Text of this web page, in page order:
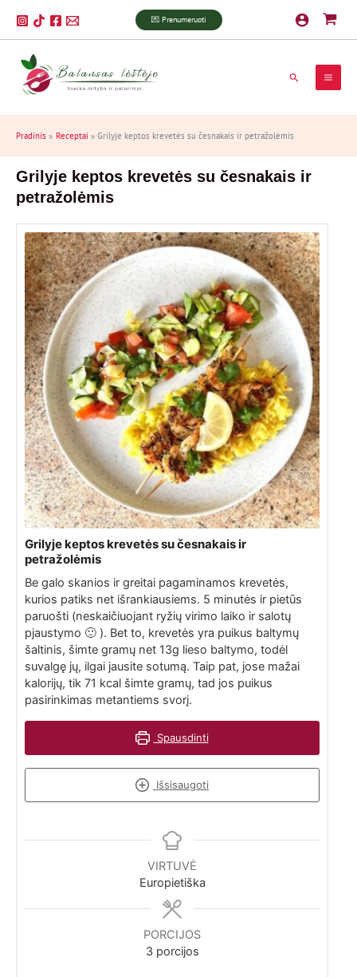
prie
turinio
💌 Prenumeruoti
Paieška
Pradinis Receptai Grilyje keptos krevetės su česnakais ir petražolėmis
Grilyje keptos krevetės su česnakais ir
petražolėmis
Grilyje keptos krevetės su česnakais ir
petražolėmis
Be galo skanios ir greitai pagaminamos krevetės,
kurios patiks net išrankiausiems. 5 minutės ir pietūs
paruošti (neskaičiuojant ryžių virimo laiko ir salotų
pjaustymo 🙂 ). Bet to, krevetės yra puikus baltymų
šaltinis, šimte gramų net 13g lieso baltymo, todėl
suvalgę jų, ilgai jausite sotumą. Taip pat, jose mažai
kalorijų, tik 71 kcal šimte gramų, tad jos puikus
pasirinkimas metantiems svorį.
Spausdinti
Išsisaugoti
VIRTUVĖ
Europietiška
PORCIJOS
3 porcijos
P
i
e